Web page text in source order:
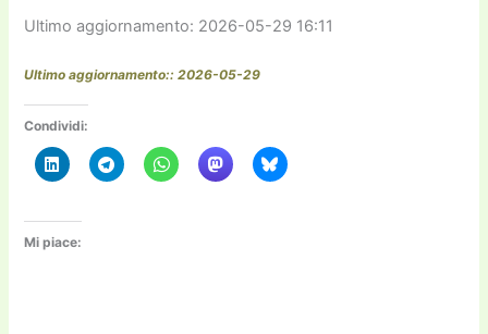
Ultimo aggiornamento: 2026-05-29 16:11
Ultimo aggiornamento:: 2026-05-29
Condividi:
Mi piace: